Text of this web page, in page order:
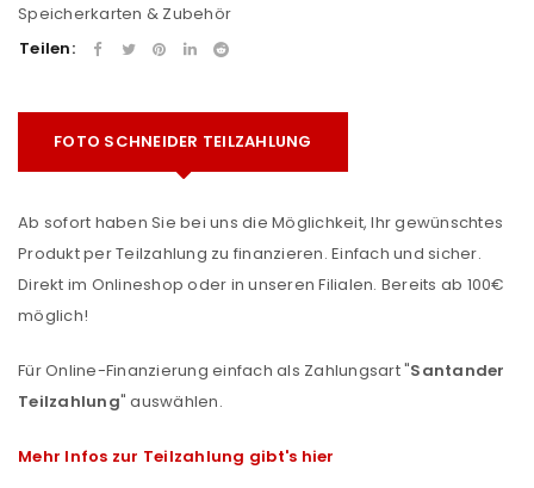
Speicherkarten & Zubehör
Teilen:
FOTO SCHNEIDER TEILZAHLUNG
Ab sofort haben Sie bei uns die Möglichkeit, Ihr gewünschtes
Produkt per Teilzahlung zu finanzieren. Einfach und sicher.
Direkt im Onlineshop oder in unseren Filialen. Bereits ab 100€
möglich!
Für Online-Finanzierung einfach als Zahlungsart "Santander
Teilzahlung" auswählen.
Mehr Infos zur Teilzahlung gibt's hier